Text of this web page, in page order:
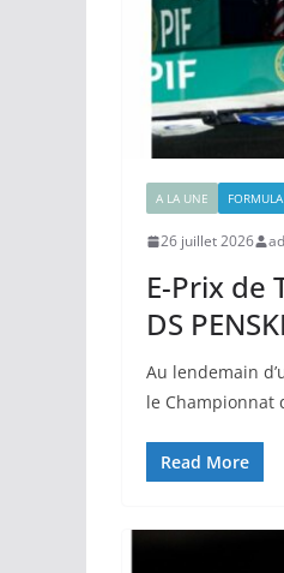
A LA UNE
26 juillet 2026
E-Prix
DS
Au lendemain
le Championnat
Read More